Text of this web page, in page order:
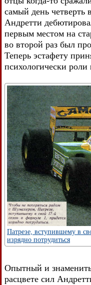
самый день четверть
Андретти
первым местом на
во второй раз был
Теперь эстафету
психологически роли
Патрезе, вступившему в
изрядно потрудиться
Опытный и
расцвете сил